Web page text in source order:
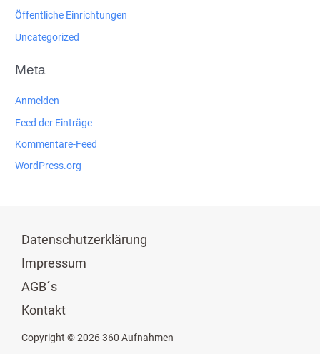
Öffentliche Einrichtungen
Uncategorized
Meta
Anmelden
Feed der Einträge
Kommentare-Feed
WordPress.org
Datenschutzerklärung
Impressum
AGB´s
Kontakt
Copyright © 2026 360 Aufnahmen